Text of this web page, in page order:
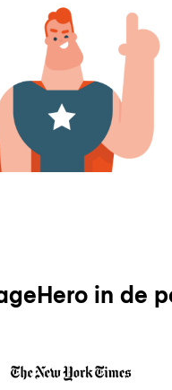
in de